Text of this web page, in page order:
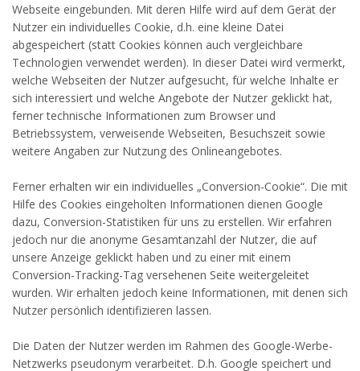
Webseite eingebunden. Mit deren Hilfe wird auf dem Gerät der
Nutzer ein individuelles Cookie, d.h. eine kleine Datei
abgespeichert (statt Cookies können auch vergleichbare
Technologien verwendet werden). In dieser Datei wird vermerkt,
welche Webseiten der Nutzer aufgesucht, für welche Inhalte er
sich interessiert und welche Angebote der Nutzer geklickt hat,
ferner technische Informationen zum Browser und
Betriebssystem, verweisende Webseiten, Besuchszeit sowie
weitere Angaben zur Nutzung des Onlineangebotes.
Ferner erhalten wir ein individuelles „Conversion-Cookie“. Die mit
Hilfe des Cookies eingeholten Informationen dienen Google
dazu, Conversion-Statistiken für uns zu erstellen. Wir erfahren
jedoch nur die anonyme Gesamtanzahl der Nutzer, die auf
unsere Anzeige geklickt haben und zu einer mit einem
Conversion-Tracking-Tag versehenen Seite weitergeleitet
wurden. Wir erhalten jedoch keine Informationen, mit denen sich
Nutzer persönlich identifizieren lassen.
Die Daten der Nutzer werden im Rahmen des Google-Werbe-
Netzwerks pseudonym verarbeitet. D.h. Google speichert und